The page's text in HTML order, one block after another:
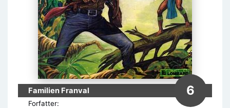
Familien Franval 6
Forfatter: